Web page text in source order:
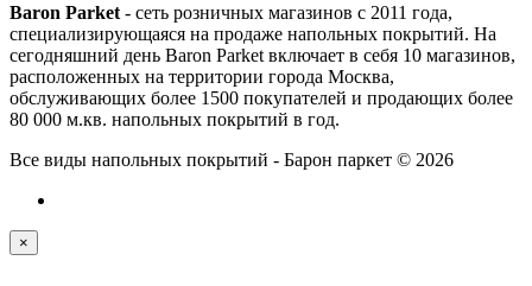
Baron Parket - сеть розничных магазинов с 2011 года,
специализирующаяся на продаже напольных покрытий. На
сегодняшний день Baron Parket включает в себя 10 магазинов,
расположенных на территории города Москва,
обслуживающих более 1500 покупателей и продающих более
80 000 м.кв. напольных покрытий в год.
Все виды напольных покрытий - Барон паркет © 2026
×